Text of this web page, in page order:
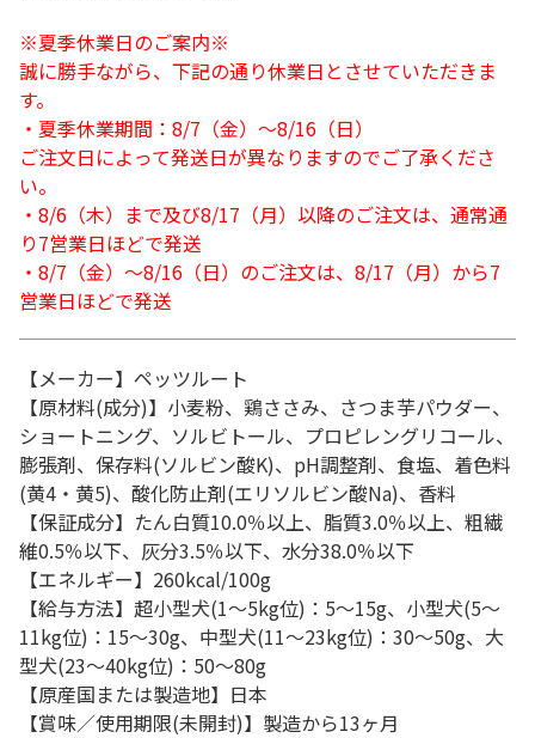
※夏季休業日のご案内※
誠に勝手ながら、下記の通り休業日とさせていただきま
す。
・夏季休業期間：8/7（金）～8/16（日）
ご注文日によって発送日が異なりますのでご了承くださ
い。
・8/6（木）まで及び8/17（月）以降のご注文は、通常通
り7営業日ほどで発送
・8/7（金）～8/16（日）のご注文は、8/17（月）から7
営業日ほどで発送
【メーカー】ペッツルート
【原材料(成分)】小麦粉、鶏ささみ、さつま芋パウダー、
ショートニング、ソルビトール、プロピレングリコール、
膨張剤、保存料(ソルビン酸K)、pH調整剤、食塩、着色料
(黄4・黄5)、酸化防止剤(エリソルビン酸Na)、香料
【保証成分】たん白質10.0％以上、脂質3.0％以上、粗繊
維0.5％以下、灰分3.5％以下、水分38.0％以下
【エネルギー】260kcal/100g
【給与方法】超小型犬(1～5kg位)：5～15g、小型犬(5～
11kg位)：15～30g、中型犬(11～23kg位)：30～50g、大
型犬(23～40kg位)：50～80g
【原産国または製造地】日本
【賞味／使用期限(未開封)】製造から13ヶ月